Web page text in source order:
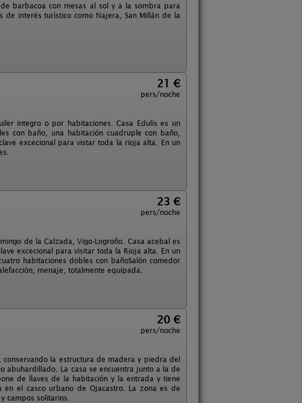
barbacoa con mesas al sol y a la sombra para
interés turístico como Najera, San Millán de la
21 €
pers/noche
integro o por habitaciones. Casa Edulis es un
con baño, una habitación cuadruple con baño,
excecional para vistar toda la rioja alta. En un
23 €
pers/noche
de la Calzada, Vigo-Logroño. Casa acebal es
excecional para visitar toda la Rioja alta. En un
habitaciones dobles con bañoSalón comedor
menaje, totalmente equipada.
20 €
pers/noche
la estructura de madera y piedra del
abuhardillado. La casa se encuentra junto a la de
de llaves de la habitación y la entrada y tiene
el casco urbano de Ojacastro. La zona es de
campos solitarios.